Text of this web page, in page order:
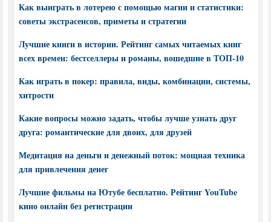
Как выиграть в лотерею с помощью магии и статистики:
советы экстрасенсов, приметы и стратегии
Лучшие книги в истории. Рейтинг самых читаемых книг
всех времен: бестселлеры и романы, вошедшие в ТОП-10
Как играть в покер: правила, виды, комбинации, системы,
хитрости
Какие вопросы можно задать, чтобы лучше узнать друг
друга: романтические для двоих, для друзей
Медитация на деньги и денежный поток: мощная техника
для привлечения денег
Лучшие фильмы на Ютубе бесплатно. Рейтинг YouTube
кино онлайн без регистрации